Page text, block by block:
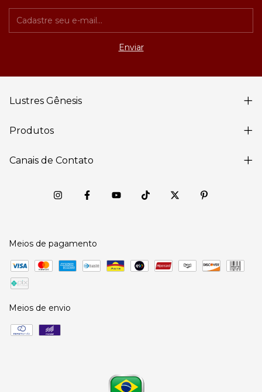
Lustres Gênesis
Produtos
Canais de Contato
Meios de pagamento
Meios de envio